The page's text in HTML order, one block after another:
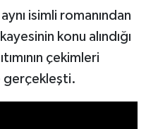
isimli romanından
konu alındığı
çekimleri
gerçekleşti.